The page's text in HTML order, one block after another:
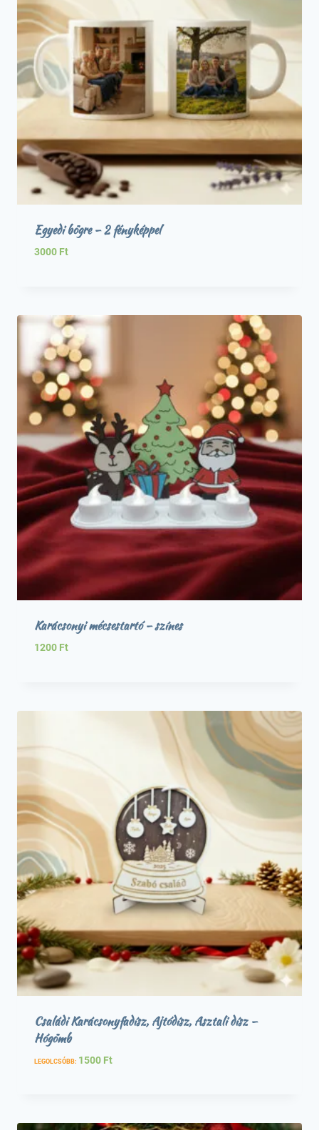
Egyedi bögre – 2 fényképpel
3000 Ft
Karácsonyi mécsestartó – színes
1200 Ft
Családi Karácsonyfadísz, Ajtódísz, Asztali dísz –
Hógömb
LEGOLCSÓBB: 1500 Ft